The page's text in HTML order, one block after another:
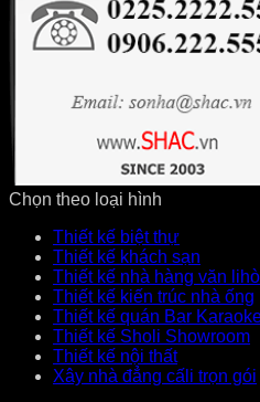
Chọn theo loại hình
Thiết kế biệt thự
Thiết kế khách sạn
Thiết kế nhà hàng văn
Thiết kế kiến trúc nhà ống
Thiết kế quán Bar
Thiết kế Sholi Showroom
Thiết kế nội thất
Xây nhà đẳng cấli trọn gói